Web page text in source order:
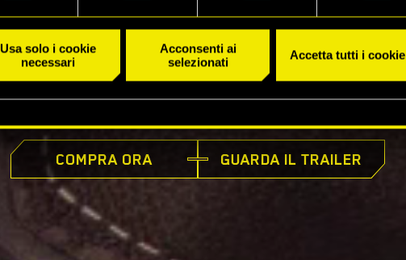
Usa solo i cookie
necessari
Acconsenti ai
selezionati
Accetta tutti i cookie
DISPONIBILE ORA
COMPRA ORA GUARDA IL TRAILER